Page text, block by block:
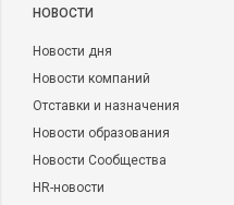
НОВОСТИ
Новости дня
Новости компаний
Отставки и назначения
Новости образования
Новости Сообщества
HR-новости